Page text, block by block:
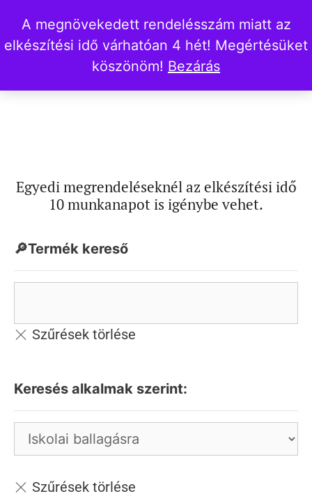
A megnövekedett rendelésszám miatt az
elkészítési idő várhatóan 4 hét! Megértésüket
köszönöm! Bezárás
Egyedi megrendeléseknél az elkészítési idő
10 munkanapot is igénybe vehet.
🔎Termék kereső
Keresés alkalmak szerint: